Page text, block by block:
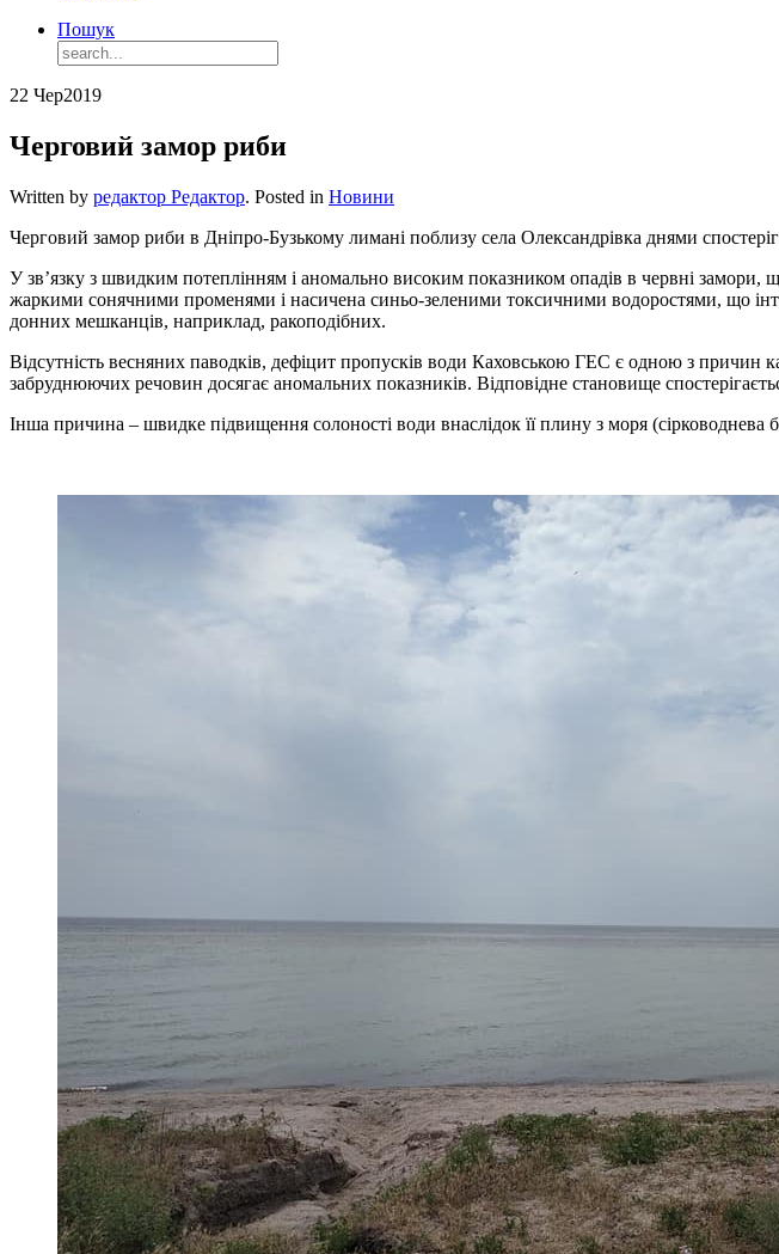
Пошук
22 Чер2019
Черговий замор риби
Written by редактор Редактор. Posted in Новини
Черговий замор риби в Дніпро-Бузькому лимані поблизу села Олександрівка днями
У зв’язку з швидким потеплінням і аномально високим показником опадів в червні
жаркими сонячними променями і насичена синьо-зеленими токсичними водоростями, що
донних мешканців, наприклад, ракоподібних.
Відсутність весняних паводків, дефіцит пропусків води Каховською ГЕС є одною з причин
забруднюючих речовин досягає аномальних показників. Відповідне становище
Інша причина – швидке підвищення солоності води внаслідок її плину з моря